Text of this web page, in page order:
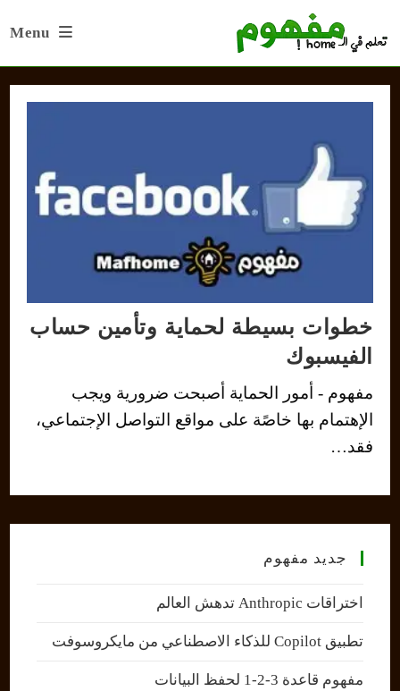
Menu
خطوات بسيطة لحماية وتأمين حساب
الفيسبوك
مفهوم - أمور الحماية أصبحت ضرورية ويجب
الإهتمام بها خاصًة على مواقع التواصل الإجتماعي،
فقد…
جديد مفهوم
اختراقات Anthropic تدهش العالم
تطبيق Copilot للذكاء الاصطناعي من مايكروسوفت
مفهوم قاعدة 3-2-1 لحفظ البيانات